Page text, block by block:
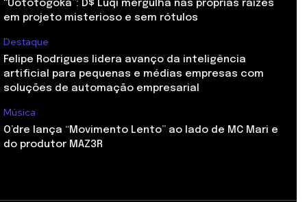
“Uototogoka”: D$ Luqi mergulha nas próprias raízes
em projeto misterioso e sem rótulos
Destaque
Felipe Rodrigues lidera avanço da inteligência
artificial para pequenas e médias empresas com
soluções de automação empresarial
Música
O’dre lança “Movimento Lento” ao lado de MC Mari e
do produtor MAZ3R